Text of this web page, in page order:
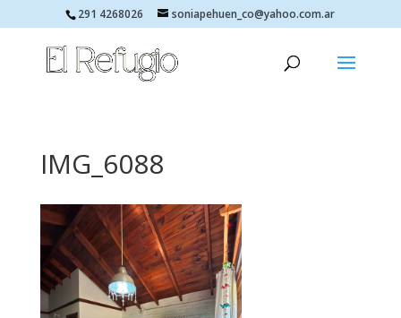
291 4268026 soniapehuen_co@yahoo.com.ar
IMG_6088